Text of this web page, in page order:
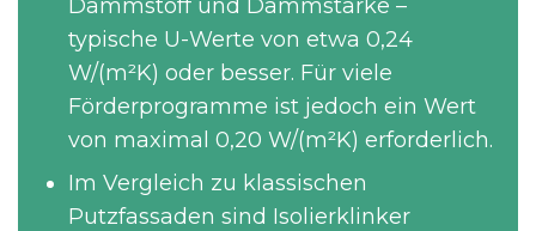
Dämmstoff und Dämmstärke –
typische U-Werte von etwa 0,24
W/(m²K) oder besser. Für viele
Förderprogramme ist jedoch ein Wert
von maximal 0,20 W/(m²K) erforderlich.
Im Vergleich zu klassischen
Putzfassaden sind Isolierklinker